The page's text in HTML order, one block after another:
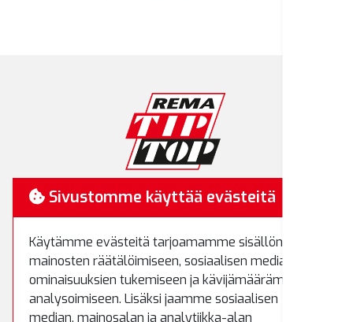
RemaTipTop
01510 Vantaa
Puh.(09) 8700 520
Fax.(09) 8700 522
rematiptop@rematiptop.fi
Sivustomme käyttää evästeitä
Käytämme evästeitä tarjoamamme sisällön ja
mainosten räätälöimiseen, sosiaalisen median
ominaisuuksien tukemiseen ja kävijämäärämme
analysoimiseen. Lisäksi jaamme sosiaalisen
median, mainosalan ja analytiikka-alan